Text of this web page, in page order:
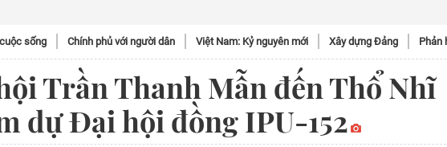
sống Chính phủ với người dân Việt Nam: Kỷ nguyên mới Xây dựng Đảng Phản
Trần Thanh Mẫn đến Thổ Nhĩ
dự Đại hội đồng IPU-152